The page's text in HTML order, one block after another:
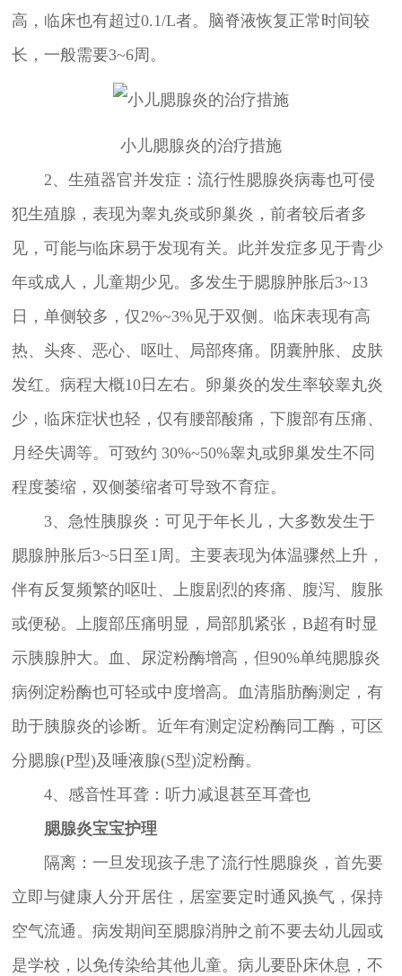
高，临床也有超过0.1/L者。脑脊液恢复正常时间较
长，一般需要3~6周。
小儿腮腺炎的治疗措施
2、生殖器官并发症：流行性腮腺炎病毒也可侵
犯生殖腺，表现为睾丸炎或卵巢炎，前者较后者多
见，可能与临床易于发现有关。此并发症多见于青少
年或成人，儿童期少见。多发生于腮腺肿胀后3~13
日，单侧较多，仅2%~3%见于双侧。临床表现有高
热、头疼、恶心、呕吐、局部疼痛。阴囊肿胀、皮肤
发红。病程大概10日左右。卵巢炎的发生率较睾丸炎
少，临床症状也轻，仅有腰部酸痛，下腹部有压痛、
月经失调等。可致约 30%~50%睾丸或卵巢发生不同
程度萎缩，双侧萎缩者可导致不育症。
3、急性胰腺炎：可见于年长儿，大多数发生于
腮腺肿胀后3~5日至1周。主要表现为体温骤然上升，
伴有反复频繁的呕吐、上腹剧烈的疼痛、腹泻、腹胀
或便秘。上腹部压痛明显，局部肌紧张，B超有时显
示胰腺肿大。血、尿淀粉酶增高，但90%单纯腮腺炎
病例淀粉酶也可轻或中度增高。血清脂肪酶测定，有
助于胰腺炎的诊断。近年有测定淀粉酶同工酶，可区
分腮腺(P型)及唾液腺(S型)淀粉酶。
4、感音性耳聋：听力减退甚至耳聋也
腮腺炎宝宝护理
隔离：一旦发现孩子患了流行性腮腺炎，首先要
立即与健康人分开居住，居室要定时通风换气，保持
空气流通。病发期间至腮腺消肿之前不要去幼儿园或
是学校，以免传染给其他儿童。病儿要卧床休息，不